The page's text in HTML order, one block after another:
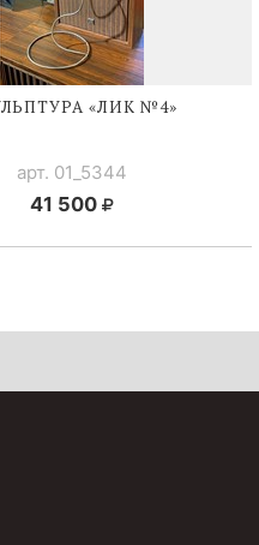
«ЛИК №4»
арт. 01_5344
41 500